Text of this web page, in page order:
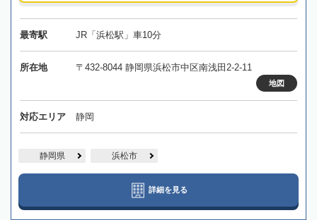
最寄駅 JR「浜松駅」車10分
所在地 〒432-8044 静岡県浜松市中区南浅田2-2-11
地図
対応エリア 静岡
静岡県 浜松市
詳細を見る